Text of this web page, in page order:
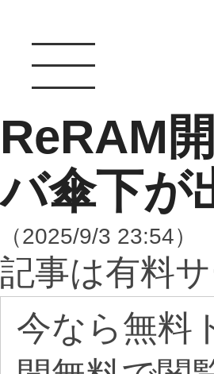
ReRAM
バ傘下が
（2025/9/3 23:54）
記事は有料
今なら無料